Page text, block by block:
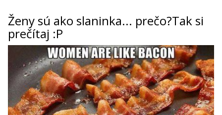
ženy sú ako slaninka... prečo?Tak si
prečítaj :P